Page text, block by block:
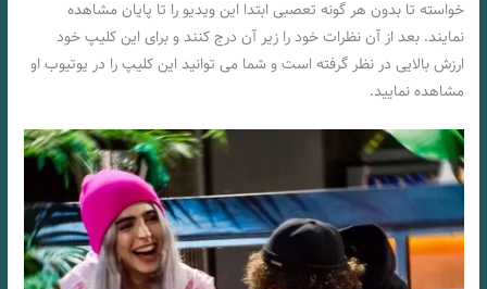
خواسته تا بدون هر گونه تعصبی ابتدا این ویدیو را تا پایان مشاهده
نمایند. بعد از آن نظرات خود را زیر آن درج کنند و برای این کلیپ خود
ارزش بالایی در نظر گرفته است و شما می توانید این کلیپ را در یوتیوب او
مشاهده نمایید.